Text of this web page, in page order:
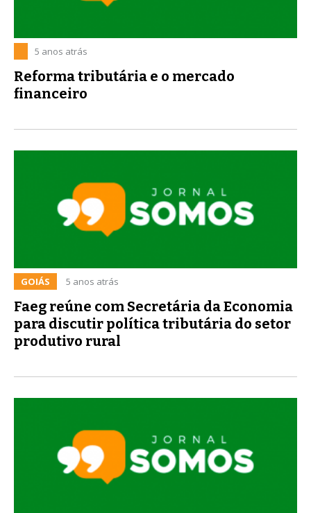
5 anos atrás
Reforma tributária e o mercado
financeiro
GOIÁS 5 anos atrás
Faeg reúne com Secretária da Economia
para discutir política tributária do setor
produtivo rural